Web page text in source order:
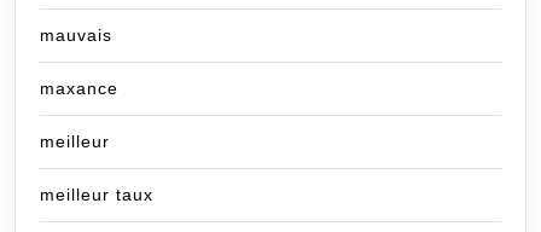
mauvais
maxance
meilleur
meilleur taux